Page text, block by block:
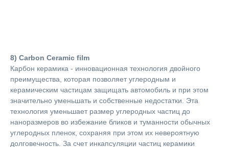
8) Carbon Ceramic film
Карбон керамика - инновационная технология двойного
преимущества, которая позволяет углеродным и
керамическим частицам защищать автомобиль и при этом
значительно уменьшать и собственные недостатки. Эта
технология уменьшает размер углеродных частиц до
наноразмеров во избежание бликов и туманности обычных
углеродных пленок, сохраняя при этом их невероятную
долговечность. За счет инкапсуляции частиц керамики